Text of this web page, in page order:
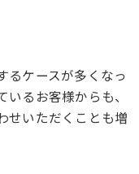
るケースが多くなっ
るお客様からも、
せいただくことも増